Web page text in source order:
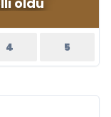
4 5